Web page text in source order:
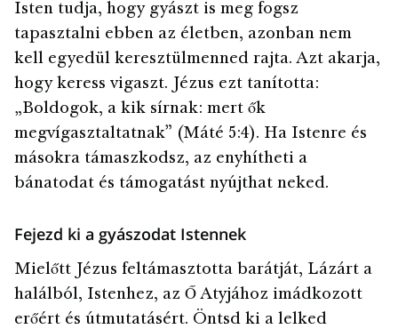
Isten tudja, hogy gyászt is meg fogsz
tapasztalni ebben az életben, azonban nem
kell egyedül keresztülmenned rajta. Azt akarja,
hogy keress vigaszt. Jézus ezt tanította:
„Boldogok, a kik sírnak: mert ők
megvígasztaltatnak” (Máté 5:4). Ha Istenre és
másokra támaszkodsz, az enyhítheti a
bánatodat és támogatást nyújthat neked.
Fejezd ki a gyászodat Istennek
Mielőtt Jézus feltámasztotta barátját, Lázárt a
halálból, Istenhez, az Ő Atyjához imádkozott
erőért és útmutatásért. Öntsd ki a lelked